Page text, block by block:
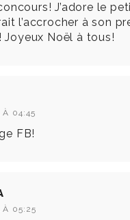
J’adore le
l’accrocher à son
Joyeux Noël à tous!
À 04:45
FB!
À 05:25